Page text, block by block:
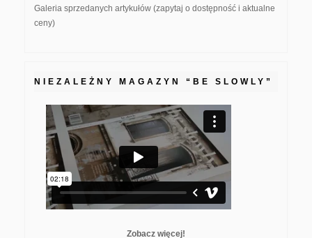
Galeria sprzedanych artykułów (zapytaj o dostępność i aktualne
ceny)
NIEZALEŻNY MAGAZYN “BE SLOWLY”
Zobacz więcej!